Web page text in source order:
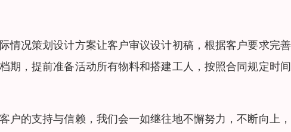
情况策划设计方案让客户审议设计初稿，根据客户要求完
期，提前准备活动所有物料和搭建工人，按照合同规定时
户的支持与信赖，我们会一如继往地不懈努力，不断向上